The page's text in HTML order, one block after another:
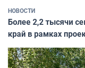
НОВОСТИ
Более 2,2 тысячи
край в рамках